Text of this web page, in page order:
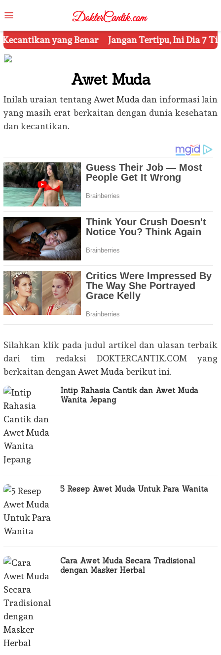
to
contentMenu
Benar Jangan Tertipu, Ini Dia 7 Tips Mengetahui
Awet Muda
Inilah uraian tentang Awet Muda dan informasi lain
yang masih erat berkaitan dengan dunia kesehatan
dan kecantikan.
Silahkan klik pada judul artikel dan ulasan terbaik
dari tim redaksi DOKTERCANTIK.COM yang
berkaitan dengan Awet Muda berikut ini.
Intip Rahasia Cantik dan Awet Muda
Wanita Jepang
5 Resep Awet Muda Untuk Para Wanita
Cara Awet Muda Secara Tradisional
dengan Masker Herbal